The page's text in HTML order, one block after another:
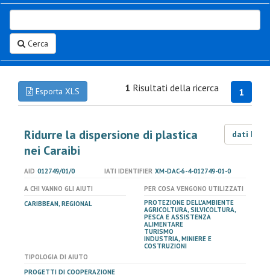
Cerca
Esporta XLS 1
1 Risultati della ricerca
Ridurre la dispersione di plastica
nei Caraibi
dati LOD
AID 012749/01/0 IATI IDENTIFIER XM-DAC-6-4-012749-01-0
A CHI VANNO GLI AIUTI
CARIBBEAN, REGIONAL
PER COSA VENGONO UTILIZZATI
PROTEZIONE DELL'AMBIENTE
AGRICOLTURA, SILVICOLTURA,
PESCA E ASSISTENZA
ALIMENTARE
TURISMO
INDUSTRIA, MINIERE E
COSTRUZIONI
TIPOLOGIA DI AIUTO
PROGETTI DI COOPERAZIONE